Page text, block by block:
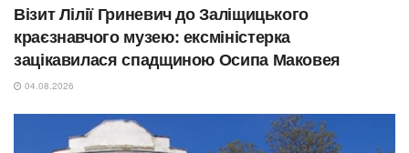
Візит Лілії Гриневич до Заліщицького
краєзнавчого музею: ексміністерка
зацікавилася спадщиною Осипа Маковея
04.08.2026